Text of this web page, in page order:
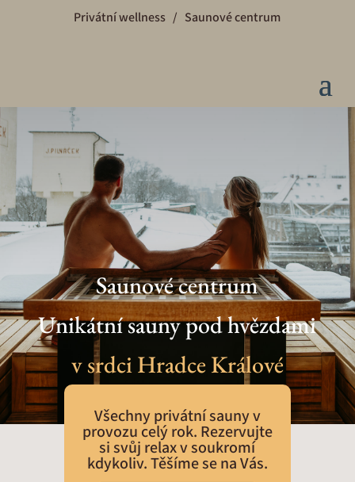
Privátní wellness / Saunové centrum
Saunové centrum
Unikátní sauny pod hvězdami
v srdci Hradce Králové
Všechny privátní sauny v
provozu celý rok. Rezervujte
si svůj relax v soukromí
kdykoliv. Těšíme se na Vás.